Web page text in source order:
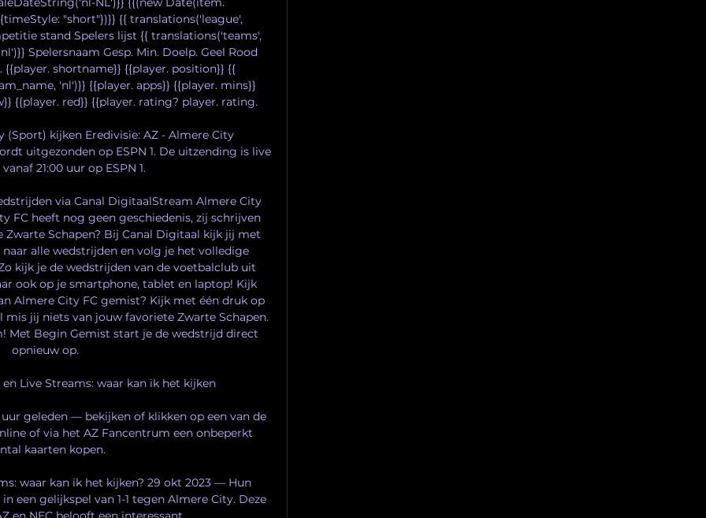
"short"})}} {{ translations('league',
stand Spelers lijst {{ translations('teams',
Spelersnaam Gesp. Min. Doelp. Geel Rood
{{player. shortname}} {{player. position}} {{
'nl')}} {{player. apps}} {{player. mins}}
{{player. red}} {{player. rating? player. rating.
(Sport) kijken Eredivisie: AZ - Almere City
uitgezonden op ESPN 1. De uitzending is live
21:00 uur op ESPN 1.
via Canal DigitaalStream Almere City
FC heeft nog geen geschiedenis, zij schrijven
Zwarte Schapen? Bij Canal Digitaal kijk jij met
naar alle wedstrijden en volg je het volledige
kijk je de wedstrijden van de voetbalclub uit
ook op je smartphone, tablet en laptop! Kijk
Almere City FC gemist? Kijk met één druk op
jij niets van jouw favoriete Zwarte Schapen.
Met Begin Gemist start je de wedstrijd direct
opnieuw op.
Live Streams: waar kan ik het kijken
geleden — bekijken of klikken op een van de
of via het AZ Fancentrum een onbeperkt
kaarten kopen.
waar kan ik het kijken? 29 okt 2023 — Hun
een gelijkspel van 1-1 tegen Almere City. Deze